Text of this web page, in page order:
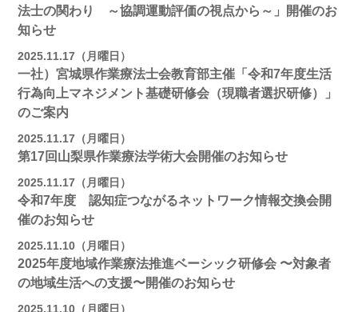
法士の関わり ～協調運動評価の視点から～」開催のお
知らせ
2025.11.17（月曜日）
一社）宮城県作業療法士会教育部主催「令和7年度生活
行為向上マネジメント基礎研修会（現職者選択研修）」
のご案内
2025.11.17（月曜日）
第17回山梨県作業療法学術大会開催のお知らせ
2025.11.17（月曜日）
令和7年度 認知症つながるネットワーク情報交換会開
催のお知らせ
2025.11.10（月曜日）
2025年度地域作業療法推進ベーシック研修会 〜対象者
の地域⽣活への⽀援〜開催のお知らせ
2025.11.10（月曜日）